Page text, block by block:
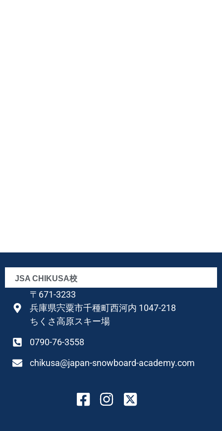
JSA CHIKUSA校
〒671-3233
兵庫県宍粟市千種町西河内 1047-218
ちくさ高原スキー場
0790-76-3558
chikusa@japan-snowboard-academy.com